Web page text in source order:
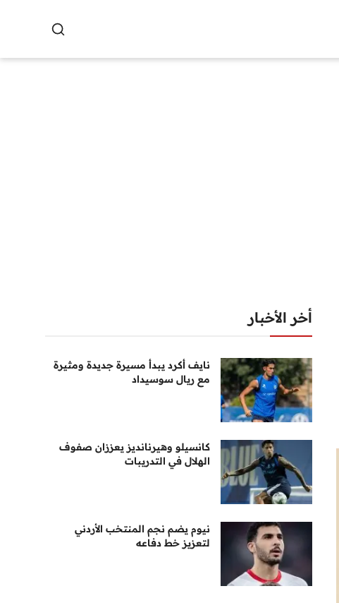
أخر الأخبار
نايف أكرد يبدأ مسيرة جديدة ومثيرة
مع ريال سوسيداد
كانسيلو وهيرنانديز يعززان صفوف
الهلال في التدريبات
نيوم يضم نجم المنتخب الأردني
لتعزيز خط دفاعه